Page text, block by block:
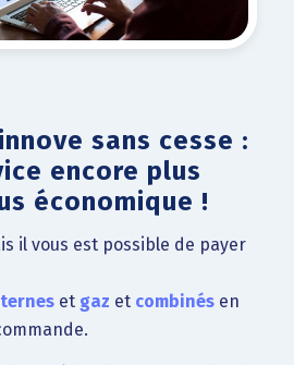
sans cesse :
encore plus
économique !
il vous est possible de payer
et gaz et combinésen